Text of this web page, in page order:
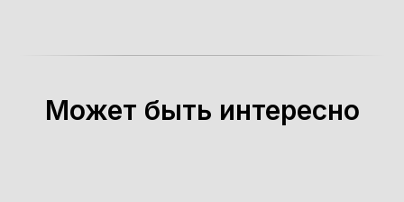
Может быть интересно